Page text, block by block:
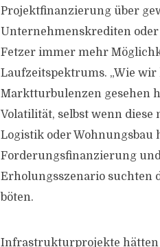
Projektfinanzierung über
Unternehmenskrediten
Fetzer immer mehr
Laufzeitspektrums. „Wie
Marktturbulenzen gesehen
Volatilität, selbst wenn
Logistik oder Wohnungsbau
Forderungsfinanzierung
Erholungsszenario suchten
böten.
Infrastrukturprojekte hätten